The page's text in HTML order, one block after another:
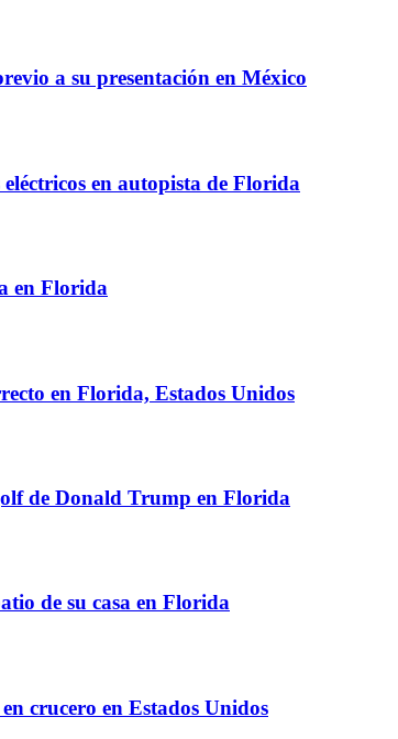
a su presentación en México
en autopista de Florida
en Florida
en Florida, Estados Unidos
de Donald Trump en Florida
de su casa en Florida
crucero en Estados Unidos